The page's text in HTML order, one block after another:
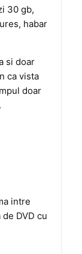
30 gb,
habar
si doar
ca vista
doar
intre
DVD cu